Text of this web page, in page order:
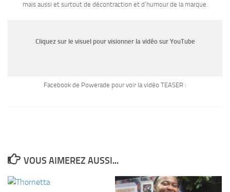
mais aussi et surtout de décontraction et d’humour de la marque.
Cliquez sur le visuel pour visionner la vidéo sur YouTube
Facebook de Powerade pour voir la vidéo TEASER :
VOUS AIMEREZ AUSSI...